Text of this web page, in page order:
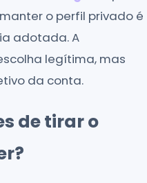
o perfil privado é
adotada. A
legítima, mas
da conta.
de tirar o